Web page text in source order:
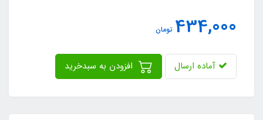
434,000 تومان
آماده ارسال